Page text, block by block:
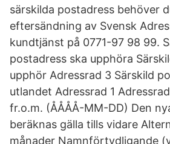
särskilda postadress behöver
eftersändning av Svensk
kundtjänst på 0771-97 98 99.
postadress ska upphöra
upphör Adressrad 3 Särskild
utlandet Adressrad 1
fr.o.m. (ÅÅÅÅ-MM-DD) Den
beräknas gälla tills vidare
månader Namnförtydligande